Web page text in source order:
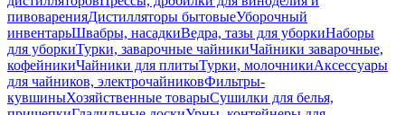
пивоваренияДистилляторы бытовыеУборочный
инвентарьШвабры, насадкиВедра, тазы для уборкиНаборы
для уборкиТурки, заварочные чайникиЧайники заварочные,
кофейникиЧайники для плитыТурки, молочникиАксессуары
для чайников, электрочайниковФильтры-
кувшиныХозяйственные товарыСушилки для белья,